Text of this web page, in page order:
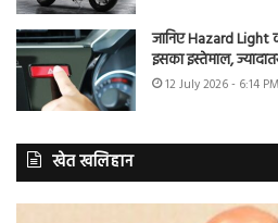
जानिए Hazard
इसका इस्तेमाल,
12 July 2026 - 6:14 PM
खेत खलिहान